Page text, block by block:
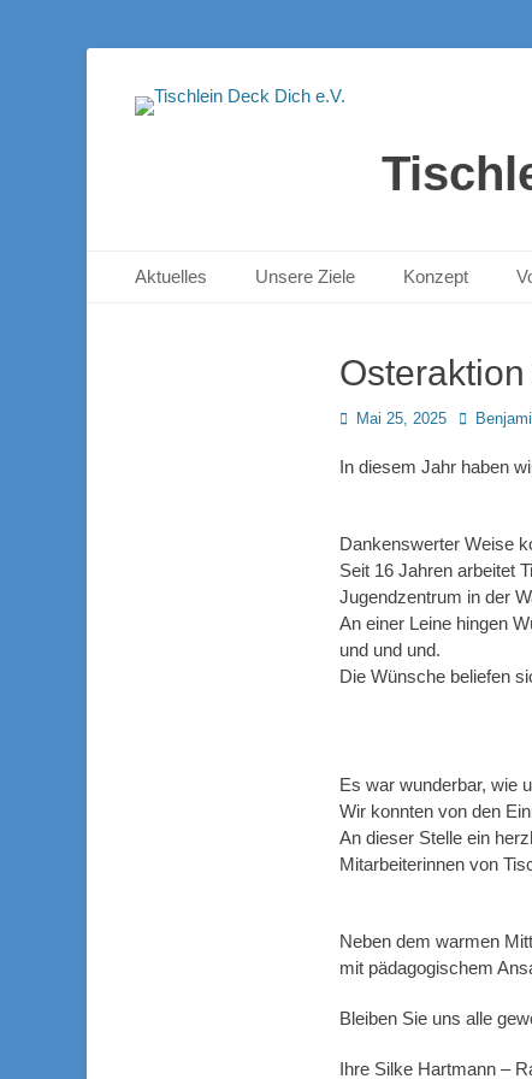
Primäres Menü
Inhalt
Aktuelles Unsere Ziele Konzept
PostedMai 25, 2025 Autor
In diesem Jahr haben
Dankenswerter Weise
Seit 16 Jahren arbeitet
Jugendzentrum in der
An einer Leine hingen
und und und.
Die Wünsche beliefen
Es war wunderbar, wie
Wir konnten von den
An dieser Stelle ein
Mitarbeiterinnen von
Neben dem warmen
mit pädagogischem
Bleiben Sie uns alle
Ihre Silke Hartmann –